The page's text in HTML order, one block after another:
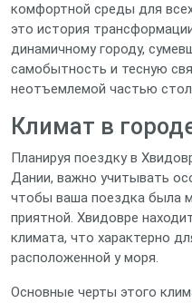
комфортной среды для
это история
динамичному городу,
самобытность и тесную
неотъемлемой частью
Климат в
Планируя поездку в
Дании, важно учитывать
чтобы ваша поездка была
приятной. Хвидовре
климата, что характерно
расположенной у моря.
Основные черты этого